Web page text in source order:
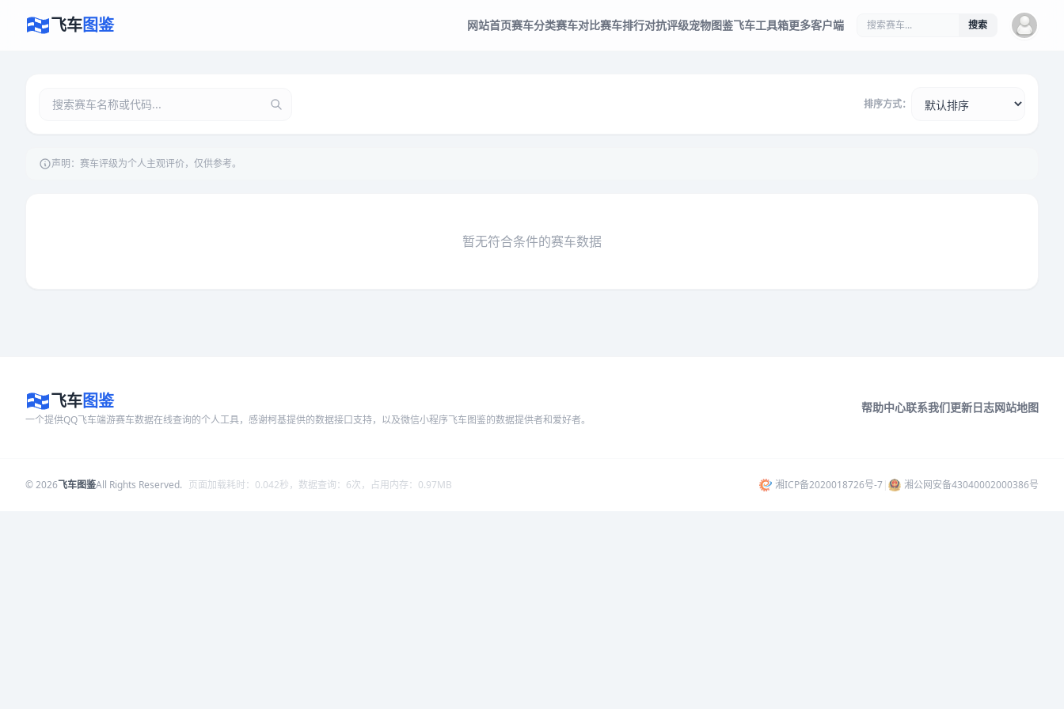
飞车图鉴 网站首页赛车分类赛车对比赛车排行对抗评级宠物图鉴飞车工具箱更多客户端 搜索
排序方式：
声明：赛车评级为个人主观评价，仅供参考。
暂无符合条件的赛车数据
飞车图鉴
一个提供QQ飞车端游赛车数据在线查询的个人工具，感谢柯基提供的数据接口支持，以及微信小程序飞车图鉴的数据提供者和爱好者。
帮助中心联系我们更新日志网站地图
© 2026飞车图鉴All Rights Reserved. 页面加载耗时：0.042秒，数据查询：6次，占用内存：0.97MB 湘ICP备2020018726号-7 湘公网安备43040002000386号